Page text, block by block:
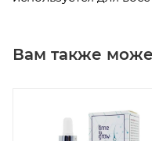
Вам также